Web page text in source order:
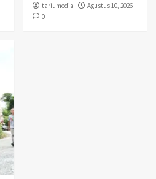
tariumedia
Agustus 10, 2026
0